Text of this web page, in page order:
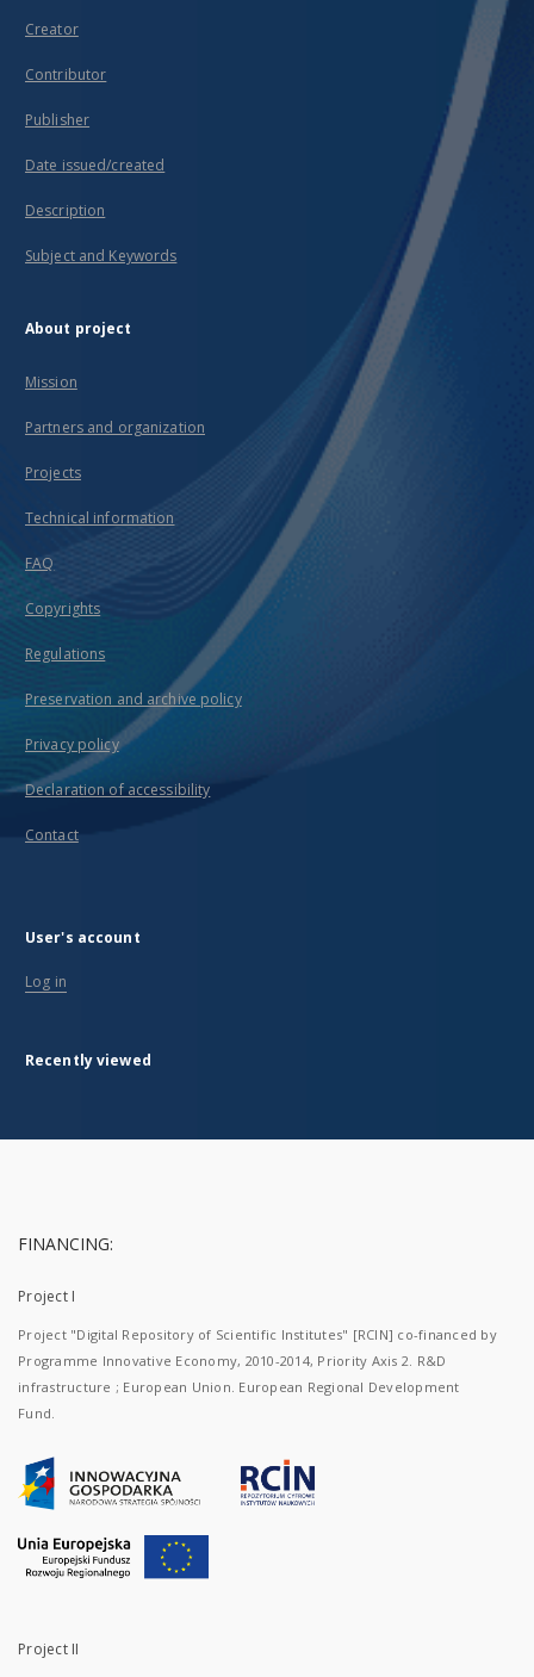
Creator
Contributor
Publisher
Date issued/created
Description
Subject and Keywords
About project
Mission
Partners and organization
Projects
Technical information
FAQ
Copyrights
Regulations
Preservation and archive policy
Privacy policy
Declaration of accessibility
Contact
User's account
Log in
Recently viewed
FINANCING:
Project I
Project "Digital Repository of Scientific Institutes" [RCIN] co-financed by
Programme Innovative Economy, 2010-2014, Priority Axis 2. R&D
infrastructure ; European Union. European Regional Development
Fund.
Project II